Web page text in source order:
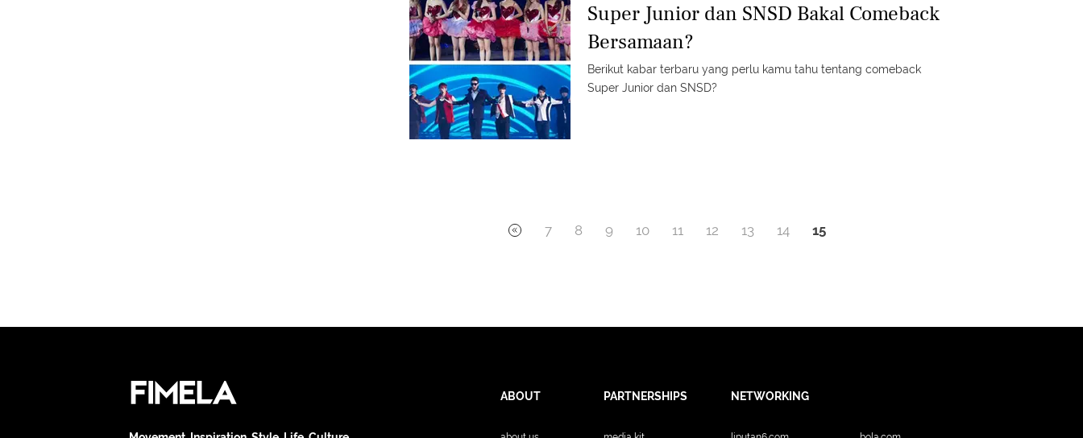
Super Junior dan SNSD Bakal Comeback
Bersamaan?
Berikut kabar terbaru yang perlu kamu tahu tentang comeback
Super Junior dan SNSD?
7 8 9 10 11 12 13 14 15
ABOUT PARTNERSHIPS NETWORKING